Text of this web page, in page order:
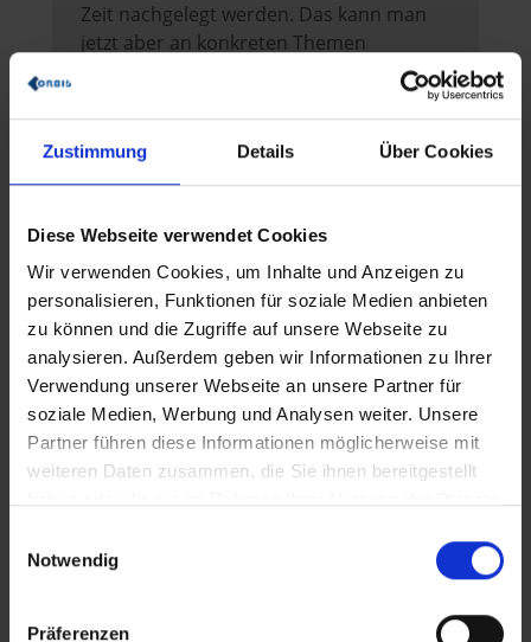
Zustimmung Details Über Cookies
Diese Webseite verwendet Cookies
Wir verwenden Cookies, um Inhalte und Anzeigen zu
personalisieren, Funktionen für soziale Medien anbieten
zu können und die Zugriffe auf unsere Webseite zu
analysieren. Außerdem geben wir Informationen zu Ihrer
Verwendung unserer Webseite an unsere Partner für
soziale Medien, Werbung und Analysen weiter. Unsere
Partner führen diese Informationen möglicherweise mit
weiteren Daten zusammen, die Sie ihnen bereitgestellt
Notwendig
Präferenzen
Zeit nachgelegt werden. Das kann man
jetzt aber an konkreten Themen
festmachen. Spätestens jetzt ist klar,
dass man diese „Be-Rater“ seinerzeit mit
Recht vom Hof gejagt hat.
Erst hier wird es richtig agil. In der Realize
abgearbeitet. Die Sprints sind von
Anfang an fest terminiert und in den
Sprint Reviewswird Bauabschnitt für
Bauabschnitt in Augenschein
genommen.
Was nicht fertig wurde oder nicht passt,
wandertin den nächsten Sprintund
Einzugstermin und Budget bleiben stabil,
solange alle Sprints des ersten geplanten